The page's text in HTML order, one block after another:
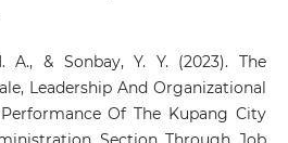
A., & Sonbay, Y. Y. (2023). The
Leadership And Organizational
Of The Kupang City